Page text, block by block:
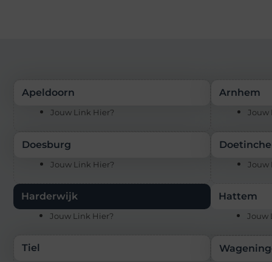
Apeldoorn
Jouw Link Hier?
Doesburg
Jouw Link Hier?
Harderwijk
Jouw Link Hier?
Tiel
Arnhem
Jouw
Jouw
Hattem
Jouw